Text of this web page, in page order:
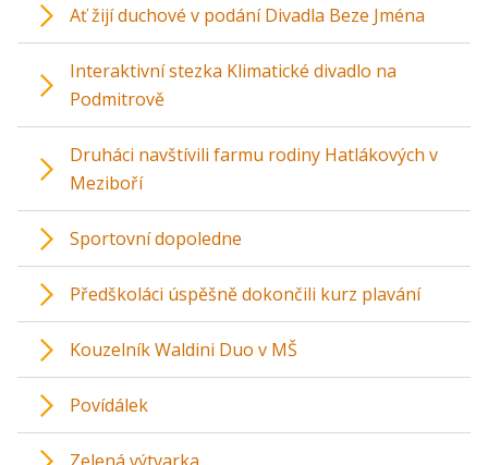
Ať žijí duchové v podání Divadla Beze Jména
Interaktivní stezka Klimatické divadlo na
Podmitrově
Druháci navštívili farmu rodiny Hatlákových v
Meziboří
Sportovní dopoledne
Předškoláci úspěšně dokončili kurz plavání
Kouzelník Waldini Duo v MŠ
Povídálek